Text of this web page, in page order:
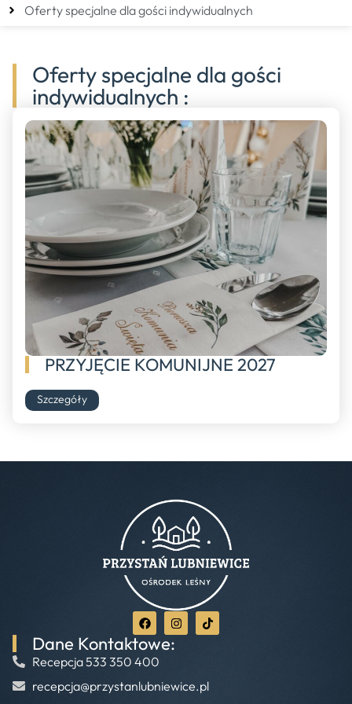
Oferty specjalne dla gości indywidualnych
Oferty specjalne dla gości
indywidualnych :
PRZYJĘCIE KOMUNIJNE 2027
Szczegóły
Dane Kontaktowe:
Recepcja 533 350 400
recepcja@przystanlubniewice.pl